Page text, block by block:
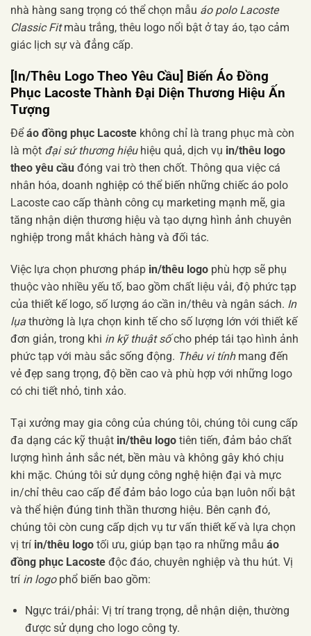
nhà hàng sang trọng có thể chọn mẫu áo polo Lacoste
Classic Fitmàu trắng, thêu logo nổi bật ở tay áo, tạo cảm
giác lịch sự và đẳng cấp.
[In/Thêu Logo Theo Yêu Cầu] Biến Áo Đồng
Phục Lacoste Thành Đại Diện Thương Hiệu Ấn
Tượng
Đểáo đồng phục Lacoste không chỉ là trang phục mà còn
là một đại sứ thương hiệuhiệu quả, dịch vụ in/thêu logo
theo yêu cầu đóng vai trò then chốt. Thông qua việc cá
nhân hóa, doanh nghiệp có thể biến những chiếc áo polo
Lacoste cao cấp thành công cụ marketing mạnh mẽ, gia
tăng nhận diện thương hiệu và tạo dựng hình ảnh chuyên
nghiệp trong mắt khách hàng và đối tác.
Việc lựa chọn phương pháp in/thêu logo phù hợp sẽ phụ
thuộc vào nhiều yếu tố, bao gồm chất liệu vải, độ phức tạp
của thiết kế logo, số lượng áo cần in/thêu và ngân sách. In
lụa thường là lựa chọn kinh tế cho số lượng lớn với thiết kế
đơn giản, trong khi in kỹ thuật sốcho phép tái tạo hình ảnh
phức tạp với màu sắc sống động. Thêu vi tínhmang đến
vẻ đẹp sang trọng, độ bền cao và phù hợp với những logo
có chi tiết nhỏ, tinh xảo.
Tại xưởng may gia công của chúng tôi, chúng tôi cung cấp
đa dạng các kỹ thuật in/thêu logo tiên tiến, đảm bảo chất
lượng hình ảnh sắc nét, bền màu và không gây khó chịu
khi mặc. Chúng tôi sử dụng công nghệ hiện đại và mực
in/chỉ thêu cao cấp để đảm bảo logo của bạn luôn nổi bật
và thể hiện đúng tinh thần thương hiệu. Bên cạnh đó,
chúng tôi còn cung cấp dịch vụ tư vấn thiết kế và lựa chọn
vị trí in/thêu logo tối ưu, giúp bạn tạo ra những mẫu áo
đồng phục Lacoste độc đáo, chuyên nghiệp và thu hút. Vị
trí in logophổ biến bao gồm:
Ngực trái/phải: Vị trí trang trọng, dễ nhận diện, thường
được sử dụng cho logo công ty.